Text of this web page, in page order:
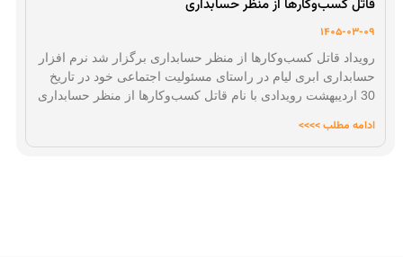
قاتل کسب‌وکارها از منظر حسابداری
1405-03-09
رویداد قاتل کسب‌وکارها از منظر حسابداری برگزار شد نرم افزار
حسابداری ابری لیام در راستای مسئولیت اجتماعی خود در تاریخ
30 اردیبهشت رویدادی با نام قاتل کسب‌وکارها از منظر حسابداری
ادامه مطلب >>>>